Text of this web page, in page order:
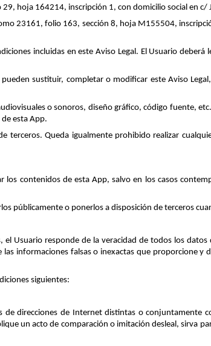
hoja 164214, inscripción 1, con domicilio social en
23161, folio 163, sección 8, hoja M155504,
incluidas en este Aviso Legal. El Usuario deberá
sustituir, completar o modificar este Aviso
o sonoros, diseño gráfico, código fuente,
esta App.
terceros. Queda igualmente prohibido realizar
contenidos de esta App, salvo en los casos
públicamente o ponerlos a disposición de terceros
Usuario responde de la veracidad de todos los
informaciones falsas o inexactas que proporcione y
siguientes:
direcciones de Internet distintas o conjuntamente
un acto de comparación o imitación desleal, sirva